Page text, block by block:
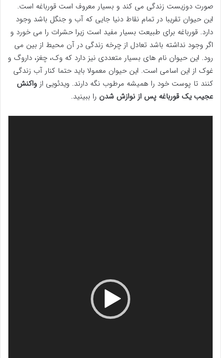
صورت دوزیست زندگی می کند و بسیار معروف است قورباغه است.
این حیوان تقریبا در تمام نقاط دنیا جایی که آب و جنگل باشد وجود
دارد. قورباغه برای طبیعت بسیار مفید است زیرا حشرات را می خورد و
اگر وجود نداشته باشد تعادل از چرخه زندگی در آن محیط از بین می
رود. این حیوان نام های بسیار متعددی نیز دارد که وک، چغز، داروگ و
غوک از این اسامی است. این حیوان معمولا باید حتما کنار آب زندگی
کنند تا پوست خود را همیشه مرطوب نگه دارند. ویدئویی از واکنش
عجیب یک قورباغه پس از نوازش شدن را ببینید.